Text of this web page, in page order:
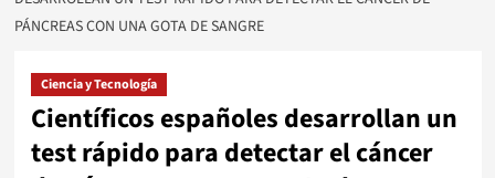
PÁNCREAS CON UNA GOTA DE SANGRE
Ciencia y Tecnología
Científicos españoles desarrollan un
test rápido para detectar el cáncer